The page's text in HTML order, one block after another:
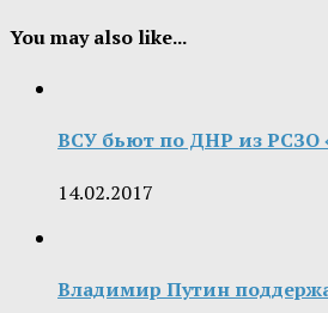
You may also like...
ВСУ бьют по ДНР из РСЗО
14.02.2017
Владимир Путин